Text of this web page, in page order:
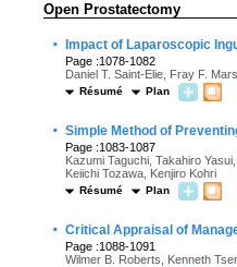
Open Prostatectomy
· Impact of Laparoscopic
Page :1078-1082
Daniel T. Saint-Elie, Fray F.
Résumé Plan
· Simple Method of
Page :1083-1087
Kazumi Taguchi, Takahiro
Keiichi Tozawa, Kenjiro Kohri
Résumé Plan
· Critical Appraisal of
Page :1088-1091
Wilmer B. Roberts, Kenneth